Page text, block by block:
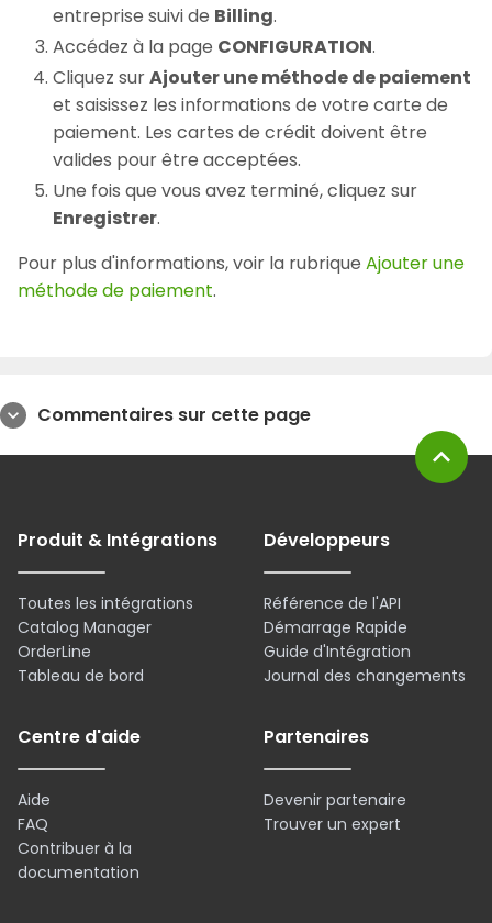
entreprise suivi de Billing.
Accédez à la page CONFIGURATION.
Cliquez surAjouter une méthode de paiement
et saisissez les informations de votre carte de
paiement. Les cartes de crédit doivent être
valides pour être acceptées.
Une fois que vous avez terminé, cliquez sur
Enregistrer.
Pour plus d'informations, voir la rubrique Ajouter une
méthode de paiement.
expand_more Commentaires sur cette page
Produit & Intégrations
Toutes les intégrations
Catalog Manager
OrderLine
Tableau de bord
Développeurs
Référence de l'API
Démarrage Rapide
Guide d'Intégration
Journal des changements
Centre d'aide
Aide
FAQ
Contribuer à la
documentation
Partenaires
Devenir partenaire
Trouver un expert
expand_less